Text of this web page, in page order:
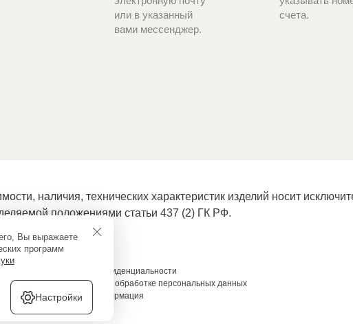
или в указанный
вами мессенджер.
счета.
наличия, технических характеристик изделий носит
положениями статьи 437 (2) ГК РФ.
Политика конфиденциальности
Соглашение об обработке персональных данных
Полезная информация
Карта сайта
Вы выражаете
программ
Настройки